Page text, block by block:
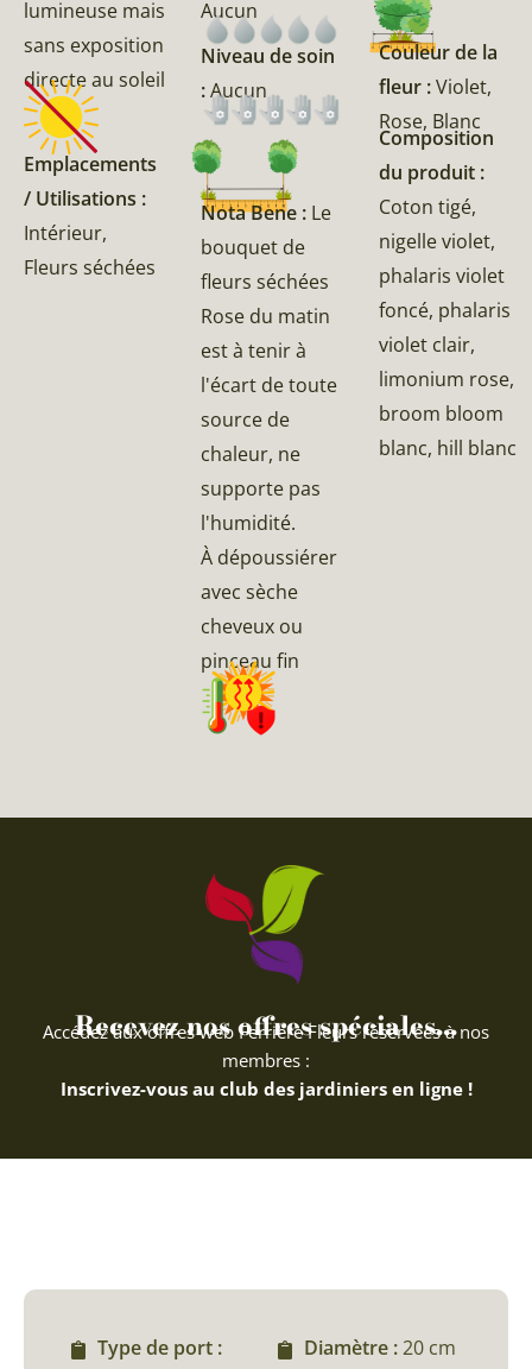
lumineuse mais
sans exposition
directe au soleil
Emplacements
/ Utilisations :
Intérieur,
Fleurs séchées
Aucun
Niveau de soin
:Aucun
Nota Bene : Le
bouquet de
fleurs séchées
Rose du matin
est à tenir à
l'écart de toute
source de
chaleur, ne
supporte pas
l'humidité.
À dépoussiérer
avec sèche
cheveux ou
pinceau fin
Couleur de la
fleur :Violet,
Rose, Blanc
Composition
du produit :
Coton tigé,
nigelle violet,
phalaris violet
foncé, phalaris
violet clair,
limonium rose,
broom bloom
blanc, hill blanc
Recevez nos offres spéciales...
Accédez aux offres web Ferriere Fleurs réservées à nos
membres :
Inscrivez-vous au club des jardiniers en ligne !
Type de port :
Diamètre :20 cm